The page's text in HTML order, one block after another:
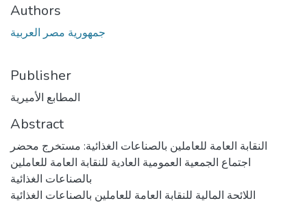
Authors
جمهورية مصر العربية
Publisher
المطابع الأميرية
Abstract
النقابة العامة للعاملين بالصناعات الغذائية: مستخرج محضر
اجتماع الجمعية العمومية العادية للنقابة العامة للعاملين
بالصناعات الغذائية
اللائحة المالية للنقابة العامة للعاملين بالصناعات الغذائية